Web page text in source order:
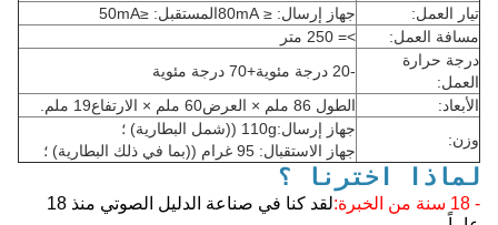
تيار العمل:
جهاز إرسال: ≤ 80mA
المستقبل: ≤50mA
مسافة العمل:
>= 250 متر
درجة حرارة
العمل:
-20 درجة مئوية+70 درجة مئوية
الأبعاد:
الطول 86 ملم × العرض60 ملم × الارتفاع19 ملم.
وزن:
جهاز إرسال:110g ((شمل البطارية) ؛
جهاز الاستقبال: 95 غرام ((بما في ذلك البطارية) ؛
لماذا اخترنا ؟
- 18 سنة من الخبرة:
لقد كنا في صناعة الدليل الصوتي منذ 18